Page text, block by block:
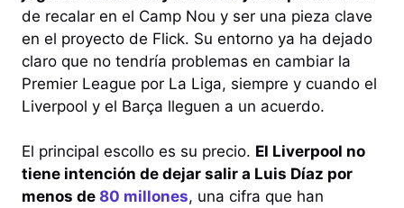
de recalar en el Camp Nou y ser una pieza clave
en el proyecto de Flick. Su entorno ya ha dejado
claro que no tendría problemas en cambiar la
Premier League por La Liga, siempre y cuando el
Liverpool y el Barça lleguen a un acuerdo.
El principal escollo es su precio. El Liverpool no
tiene intención de dejar salir a Luis Díaz por
menos de 80 millones, una cifra que han